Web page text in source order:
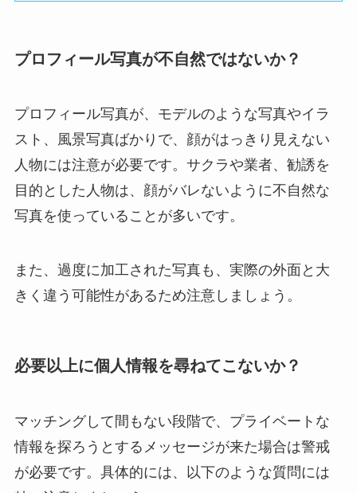
プロフィール写真が不自然ではないか？
プロフィール写真が、モデルのような写真やイラ
スト、風景写真ばかりで、顔がはっきり見えない
人物には注意が必要です。サクラや業者、勧誘を
目的とした人物は、顔がバレないように不自然な
写真を使っていることが多いです。
また、過度に加工された写真も、実際の外面と大
きく違う可能性があるため注意しましょう。
必要以上に個人情報を尋ねてこないか？
マッチングして間もない段階で、プライベートな
情報を探ろうとするメッセージが来た場合は警戒
が必要です。具体的には、以下のような質問には